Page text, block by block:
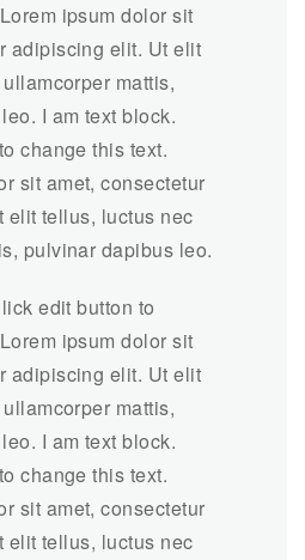
ipsum dolor sit
adipiscing elit. Ut elit
mattis,
I am text block.
change this text.
sit amet, consectetur
tellus, luctus nec
pulvinar dapibus leo.
edit button to
ipsum dolor sit
adipiscing elit. Ut elit
mattis,
I am text block.
change this text.
sit amet, consectetur
tellus, luctus nec